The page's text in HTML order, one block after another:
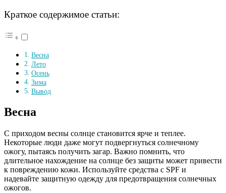
Краткое содержимое статьи:
Весна
Лето
Осень
Зима
Вывод
Весна
С приходом весны солнце становится ярче и теплее.
Некоторые люди даже могут подвергнуться солнечному
ожогу, пытаясь получить загар. Важно помнить, что
длительное нахождение на солнце без защиты может привести
к повреждению кожи. Используйте средства с SPF и
надевайте защитную одежду для предотвращения солнечных
ожогов.